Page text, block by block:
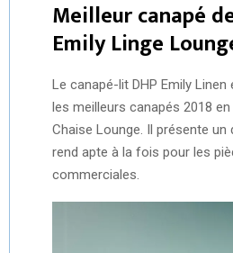
Meilleur canapé
Emily Linge
Le canapé-lit DHP Emily
les meilleurs canapés 2018
Chaise Lounge. Il présente
rend apte à la fois pour les
commerciales.